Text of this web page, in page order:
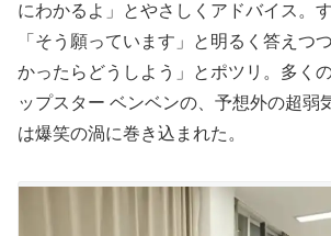
にわかるよ」とやさしくアドバイス。
「そう願っています」と明るく答えつ
かったらどうしよう」とポツリ。多く
ップスター ベンベンの、予想外の超弱
は爆笑の渦に巻き込まれた。